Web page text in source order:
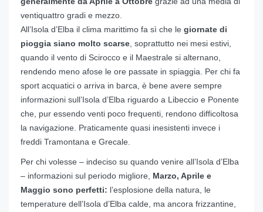
ventiquattro gradi e mezzo.
All’Isola d’Elba il clima marittimo fa sì che le giornate di
pioggia siano molto scarse , soprattutto nei mesi estivi,
quando il vento di Scirocco e il Maestrale si alternano,
rendendo meno afose le ore passate in spiaggia. Per chi fa
sport acquatici o arriva in barca, è bene avere sempre
informazioni sull’Isola d’Elba riguardo a Libeccio e Ponente
che, pur essendo venti poco frequenti, rendono difficoltosa
la navigazione. Praticamente quasi inesistenti invece i
freddi Tramontana e Grecale.
Per chi volesse – indeciso su quando venire all’Isola d’Elba
– informazioni sul periodo migliore, Marzo, Aprile e
Maggio sono perfetti: l’esplosione della natura, le
temperature dell’Isola d’Elba calde, ma ancora frizzantine,